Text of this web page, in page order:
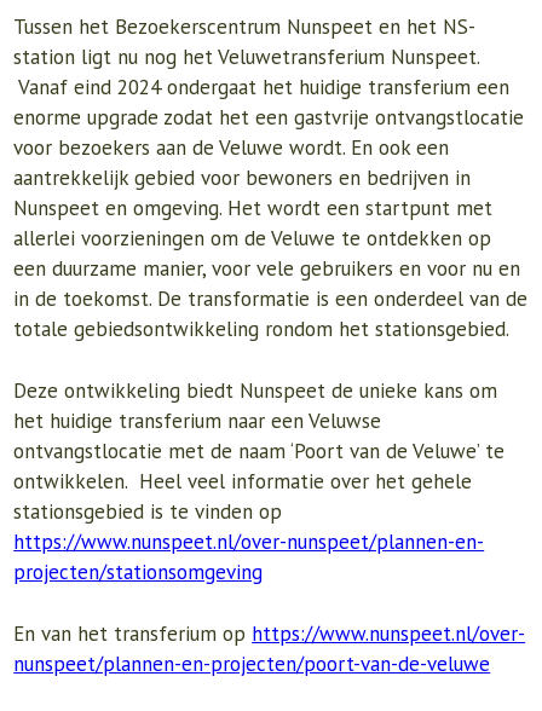
Tussen het Bezoekerscentrum Nunspeet en het NS-
station ligt nu nog het Veluwetransferium Nunspeet.
Vanaf eind 2024 ondergaat het huidige transferium een
enorme upgrade zodat het een gastvrije ontvangstlocatie
voor bezoekers aan de Veluwe wordt. En ook een
aantrekkelijk gebied voor bewoners en bedrijven in
Nunspeet en omgeving. Het wordt een startpunt met
allerlei voorzieningen om de Veluwe te ontdekken op
een duurzame manier, voor vele gebruikers en voor nu en
in de toekomst. De transformatie is een onderdeel van de
totale gebiedsontwikkeling rondom het stationsgebied.
Deze ontwikkeling biedt Nunspeet de unieke kans om
het huidige transferium naar een Veluwse
ontvangstlocatie met de naam ‘Poort van de Veluwe’ te
ontwikkelen. Heel veel informatie over het gehele
stationsgebied is te vinden op
https://www.nunspeet.nl/over-nunspeet/plannen-en-
projecten/stationsomgeving
En van het transferium op https://www.nunspeet.nl/over-
nunspeet/plannen-en-projecten/poort-van-de-veluwe